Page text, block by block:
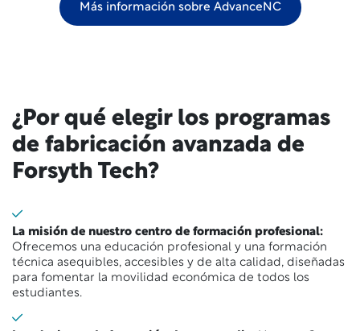
Más información sobre AdvanceNC
¿Por qué elegir los programas
de fabricación avanzada de
Forsyth Tech?
La misión de nuestro centro de formación profesional:
Ofrecemos una educación profesional y una formación
técnica asequibles, accesibles y de alta calidad, diseñadas
para fomentar la movilidad económica de todos los
estudiantes.